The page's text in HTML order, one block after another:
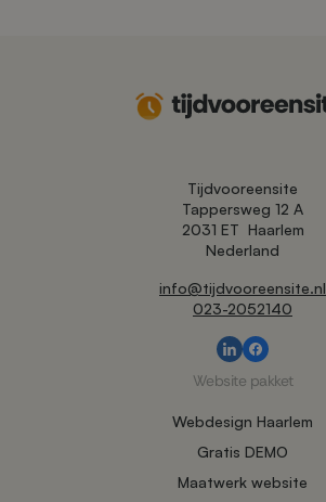
Tijdvooreensite
Tappersweg 12 A
2031 ET Haarlem
Nederland
info@tijdvooreensite.nl
023-2052140
Website pakket
Webdesign Haarlem
Gratis DEMO
Maatwerk website